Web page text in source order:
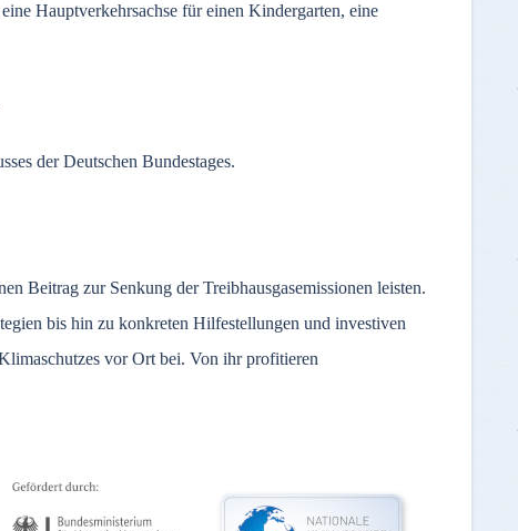
Hauptverkehrsachse für einen Kindergarten, eine
der Deutschen Bundestages.
Beitrag zur Senkung der Treibhausgasemissionen leisten.
bis hin zu konkreten Hilfestellungen und investiven
vor Ort bei. Von ihr profitieren